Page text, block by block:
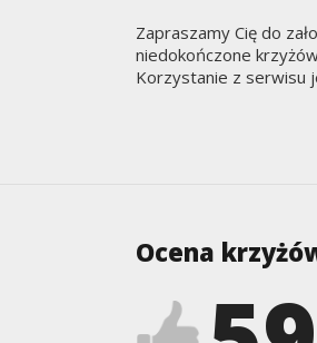
Zapraszamy Cię do
niedokończone
Korzystanie z serwisu
Ocena